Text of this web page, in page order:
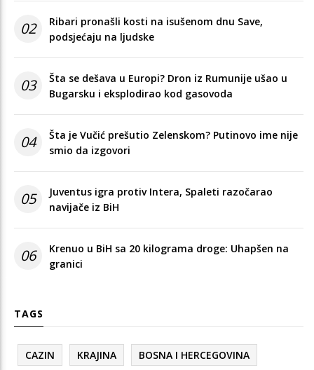
02
Ribari pronašli kosti na isušenom dnu Save,
podsjećaju na ljudske
03
Šta se dešava u Europi? Dron iz Rumunije ušao u
Bugarsku i eksplodirao kod gasovoda
04
Šta je Vučić prešutio Zelenskom? Putinovo ime nije
smio da izgovori
05
Juventus igra protiv Intera, Spaleti razočarao
navijače iz BiH
06
Krenuo u BiH sa 20 kilograma droge: Uhapšen na
granici
TAGS
CAZIN KRAJINA BOSNA I HERCEGOVINA